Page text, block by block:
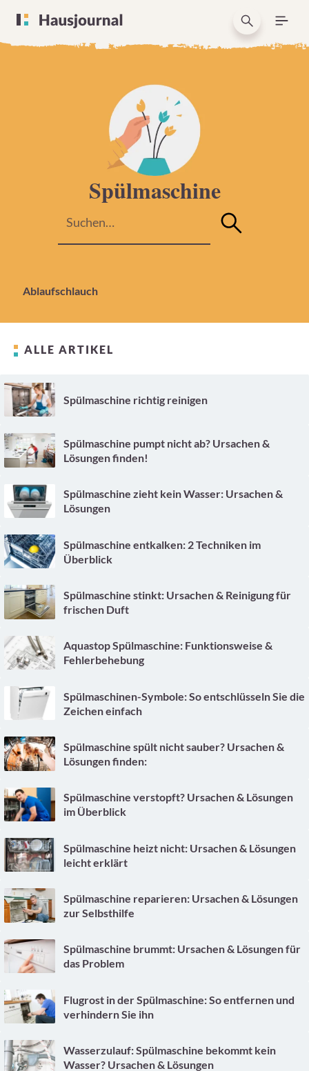
Spülmaschine
Ablaufschlauch
ALLE ARTIKEL
Spülmaschine richtig reinigen
Spülmaschine pumpt nicht ab? Ursachen &
Lösungen finden!
Spülmaschine zieht kein Wasser: Ursachen &
Lösungen
Spülmaschine entkalken: 2 Techniken im
Überblick
Spülmaschine stinkt: Ursachen & Reinigung für
frischen Duft
Aquastop Spülmaschine: Funktionsweise &
Fehlerbehebung
Spülmaschinen-Symbole: So entschlüsseln Sie die
Zeichen einfach
Spülmaschine spült nicht sauber? Ursachen &
Lösungen finden:
Spülmaschine verstopft? Ursachen & Lösungen
im Überblick
Spülmaschine heizt nicht: Ursachen & Lösungen
leicht erklärt
Spülmaschine reparieren: Ursachen & Lösungen
zur Selbsthilfe
Spülmaschine brummt: Ursachen & Lösungen für
das Problem
Flugrost in der Spülmaschine: So entfernen und
verhindern Sie ihn
Wasserzulauf: Spülmaschine bekommt kein
Wasser? Ursachen & Lösungen